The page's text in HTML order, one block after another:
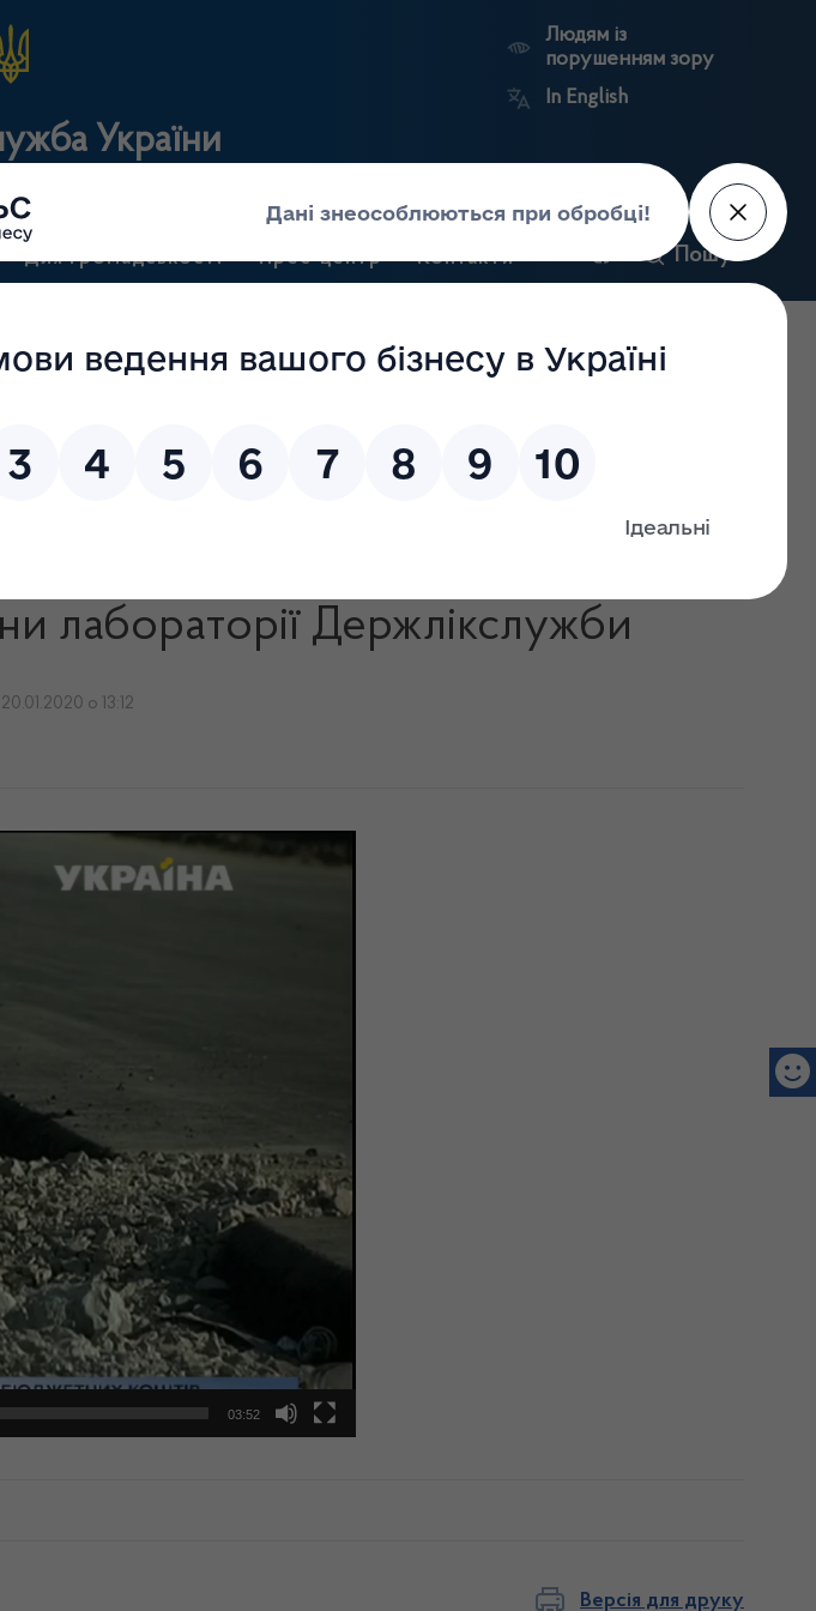
України
за наркотиками
Людям із
порушенням зору
In English
Для громадськості Прес-центр Контакти Пошук
виробництва лікарських
Ринковий
Державні
Антикорупційний
портал
та відвідини лабораторії Держлікслужби
лікарських засобів? Поради
лабораторії Держлікслужби
о 13:12
03:52
Версія для друку